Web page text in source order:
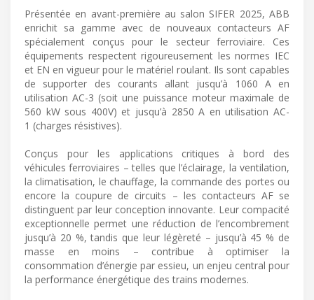
Présentée en avant-première au salon SIFER 2025, ABB
enrichit sa gamme avec de nouveaux contacteurs AF
spécialement conçus pour le secteur ferroviaire. Ces
équipements respectent rigoureusement les normes IEC
et EN en vigueur pour le matériel roulant. Ils sont capables
de supporter des courants allant jusqu’à 1060 A en
utilisation AC-3 (soit une puissance moteur maximale de
560 kW sous 400V) et jusqu’à 2850 A en utilisation AC-
1 (charges résistives).
Conçus pour les applications critiques à bord des
véhicules ferroviaires – telles que l’éclairage, la ventilation,
la climatisation, le chauffage, la commande des portes ou
encore la coupure de circuits – les contacteurs AF se
distinguent par leur conception innovante. Leur compacité
exceptionnelle permet une réduction de l’encombrement
jusqu’à 20 %, tandis que leur légèreté – jusqu’à 45 % de
masse en moins – contribue à optimiser la
consommation d’énergie par essieu, un enjeu central pour
la performance énergétique des trains modernes.